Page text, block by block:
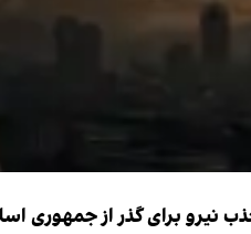
نیرو برای گذر از